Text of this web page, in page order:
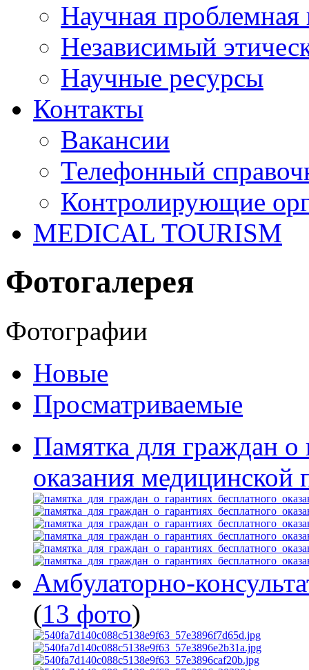
Научная проблемная
Независимый
Научные ресурсы
Контакты
Вакансии
Телефонный
Контролирующие
MEDICAL TOURISM
Фотогалерея
Фотографии
Новые
Просматриваемые
Памятка для граждан о
оказания
Амбулаторно-
(13 фото)